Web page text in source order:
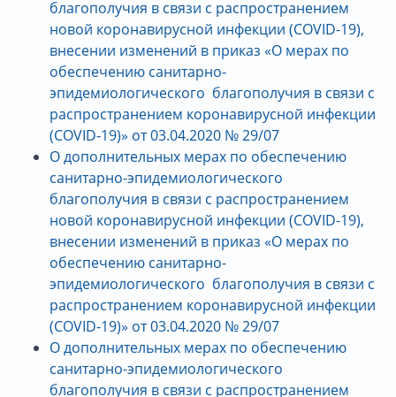
благополучия в связи с распространением
новой коронавирусной инфекции (COVID-19),
внесении изменений в приказ «О мерах по
обеспечению санитарно-
эпидемиологического благополучия в связи с
распространением коронавирусной инфекции
(COVID-19)» от 03.04.2020 № 29/07
О дополнительных мерах по обеспечению
санитарно-эпидемиологического
благополучия в связи с распространением
новой коронавирусной инфекции (COVID-19),
внесении изменений в приказ «О мерах по
обеспечению санитарно-
эпидемиологического благополучия в связи с
распространением коронавирусной инфекции
(COVID-19)» от 03.04.2020 № 29/07
О дополнительных мерах по обеспечению
санитарно-эпидемиологического
благополучия в связи с распространением